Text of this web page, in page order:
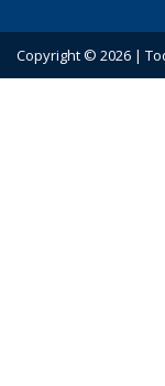
Copyright © 2026 |